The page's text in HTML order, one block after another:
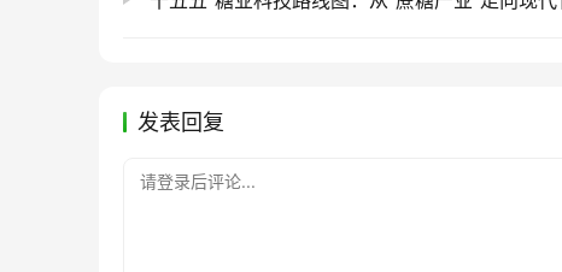
发表回复
请登录后评论...